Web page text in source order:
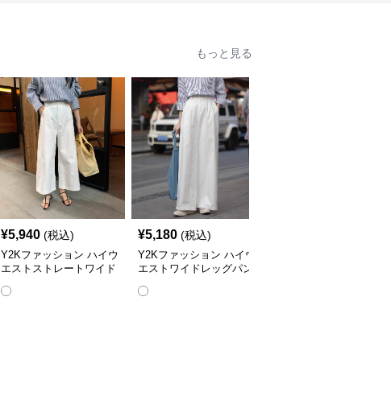
もっと見る
¥5,940 (税込)
Y2Kファッション ハイウ
エストストレートワイド
¥5,180 (税込)
Y2Kファッション ハイウ
エストワイドレッグパン